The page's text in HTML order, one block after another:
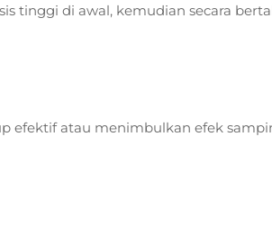
tinggi di awal, kemudian secara
efektif atau menimbulkan efek